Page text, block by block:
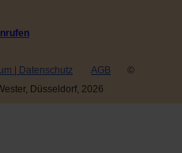
| Datenschutz AGB
©
Düsseldorf, 2026